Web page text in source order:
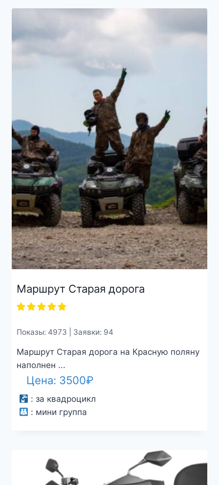
Маршрут Старая дорога
Показы: 4973 | Заявки: 94
Маршрут Старая дорога на Красную поляну
наполнен ...
Цена: 3500₽
: за квадроцикл
: мини группа